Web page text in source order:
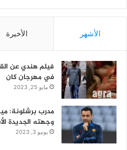
الأشهر الأخيرة
فيلم هندي عن
في مهرجان كان
مايو 25, 2023
مدرب برشلونة:
وجهته الجديدة
يونيو 3, 2023